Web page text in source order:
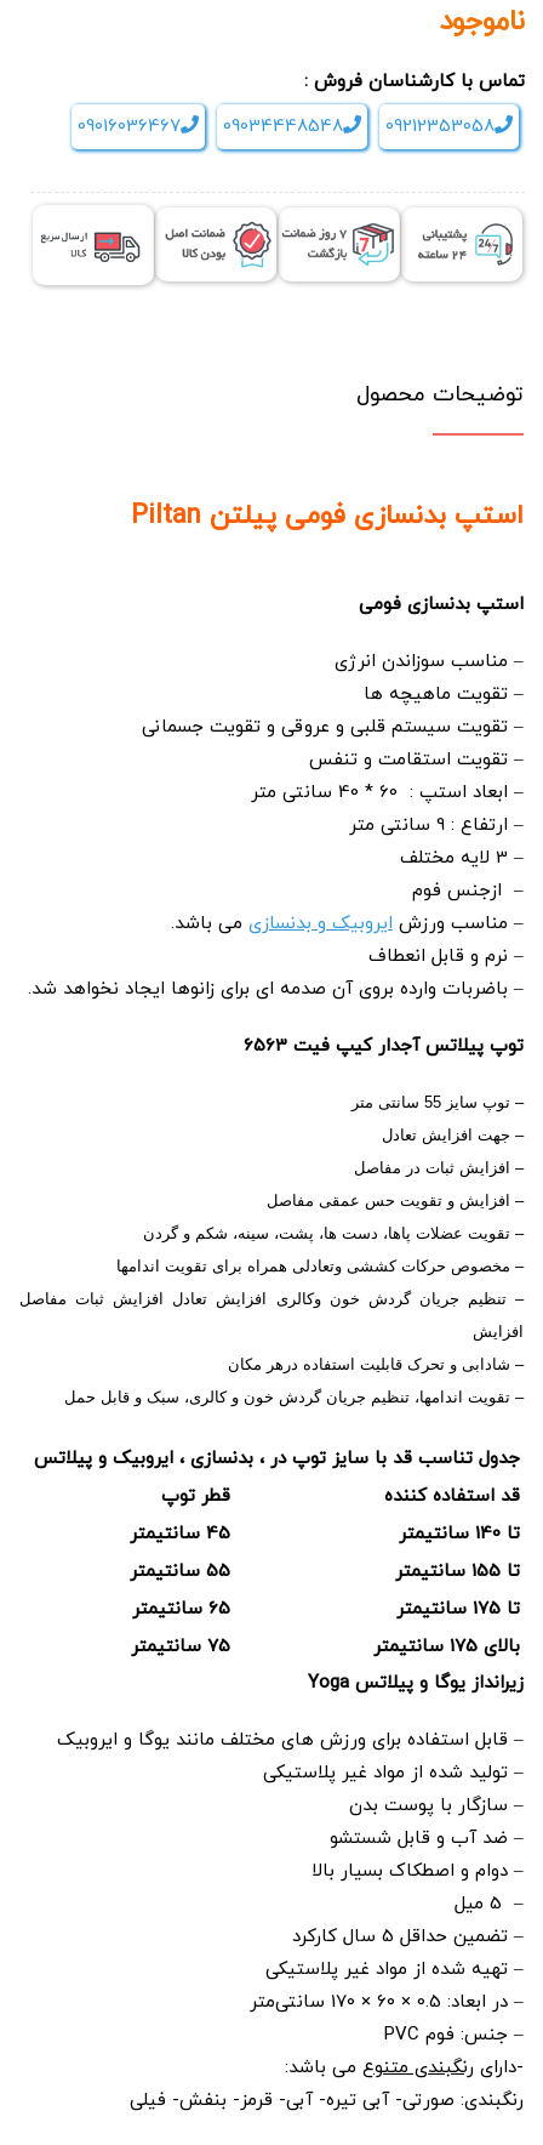
ناموجود
تماس با کارشناسان فروش :
09212353058
09034448548
09016036467
توضیحات محصول
استپ بدنسازی فومی پیلتن Piltan
استپ بدنسازی فومی
– مناسب سوزاندن انرژی
– تقویت ماهیچه ها
– تقویت سیستم قلبی و عروقی و تقویت جسمانی
– تقویت استقامت و تنفس
– ابعاد استپ : 60 * 40 سانتی متر
– ارتفاع : 9 سانتی متر
– 3 لایه مختلف
– ازجنس فوم
– مناسب ورزشایروبیک و بدنسازی می باشد.
– نرم و قابل انعطاف
– باضربات وارده بروی آن صدمه ای برای زانوها ایجاد نخواهد شد.
توپ پیلاتس آجدار کیپ فیت 6563
– توپ سایز 55 سانتی متر
– جهت افزایش تعادل
– افزایش ثبات در مفاصل
– افزایش و تقویت حس عمقی مفاصل
– تقویت عضلات پاها، دست ها، پشت، سینه، شکم و گردن
– مخصوص حرکات کششی وتعادلی همراه برای تقویت اندامها
– تنظیم جریان گردش خون وکالری افزایش تعادل افزایش ثبات مفاصل
افزایش
– شادابی و تحرک قابلیت استفاده درهر مکان
– تقویت اندامها، تنظیم جریان گردش خون و کالری، سبک و قابل حمل
جدول تناسب قد با سایز توپ در ، بدنسازی ، ایروبیک و پیلاتس
قد استفاده کننده
قطر توپ
تا 140 سانتیمتر
45 سانتیمتر
تا 155 سانتیمتر
55 سانتیمتر
تا 175 سانتیمتر
65 سانتیمتر
بالای 175 سانتیمتر
75 سانتیمتر
زیرانداز یوگا و پیلاتس Yoga
– قابل استفاده برای ورزش های مختلف مانند یوگا و ایروبیک
– تولید شده از مواد غیر پلاستیکی
– سازگار با پوست بدن
– ضد آب و قابل شستشو
– دوام و اصطکاک بسیار بالا
– 5 میل
– تضمین حداقل 5 سال کارکرد
– تهیه شده از مواد غیر پلاستیکی
– در ابعاد: 0.5 × 60 × 170 سانتی‌متر
– جنس: فوم PVC
-دارای رنگبندی متنوع می باشد:
رنگبندی: صورتی- آبی تیره- آبی- قرمز- بنفش- فیلی